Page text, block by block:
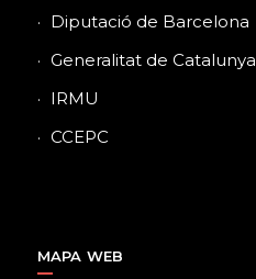
Diputació de Barcelona
Generalitat de Catalunya
IRMU
CCEPC
MAPA WEB